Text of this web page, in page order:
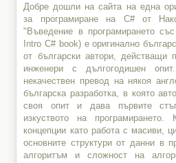
Добре дошли на сайта на една
за програмиране на C# от
"Въведение в програмирането
Intro C# book) е оригинално
от български автори, действащи
инженери с дългогодишен
некачествен превод на някоя
българска разработка, в която
своя опит и дава първите
изкуството на
концепции като работа с масиви,
основните структури от данни в
алгоритъм и сложност на